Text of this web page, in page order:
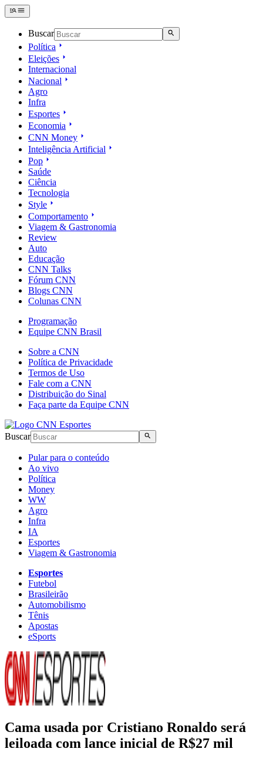
Buscar
Política
Eleições
Internacional
Nacional
Agro
Infra
Esportes
Economia
CNN Money
Inteligência Artificial
Pop
Saúde
Ciência
Tecnologia
Style
Comportamento
Viagem & Gastronomia
Review
Auto
Educação
CNN Talks
Fórum CNN
Blogs CNN
Colunas CNN
Programação
Equipe CNN Brasil
Sobre a CNN
Política de Privacidade
Termos de Uso
Fale com a CNN
Distribuição do Sinal
Faça parte da Equipe CNN
Buscar
Pular para o conteúdo
Ao vivo
Política
Money
WW
Agro
Infra
IA
Esportes
Viagem & Gastronomia
Esportes
Futebol
Brasileirão
Automobilismo
Tênis
Apostas
eSports
Cama usada por Cristiano Ronaldo será
leiloada com lance inicial de R$27 mil